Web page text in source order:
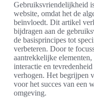
Gebruiksvriendelijkheid
website, omdat het de
beïnvloedt. Dit artikel
bijdragen aan de
de basisprincipes tot
verbeteren. Door te
aantrekkelijke
interactie en
verhogen. Het begrijpen
voor het succes van een
omgeving.